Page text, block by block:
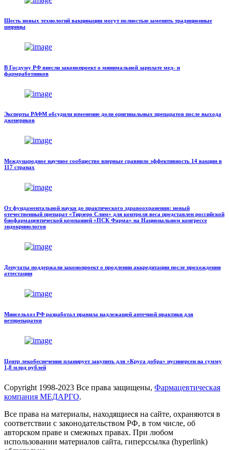
Шесть новых технологий вакцинации могут полностью заменить традиционные
шприцы
В Госдуму РФ внесли законопроект о минимальной зарплате мед- и
фармработников
Эксперты РАФМ обсудили изменение доли оригинальных препаратов после выхода
дженериков
Международное научное сообщество впервые сравнило эффективность 14 вакцин в
117 странах
От фундаментальной науки до практического здравоохранения: новый
отечественный препарат «Тирзеро Слим» для контроля веса представлен российской
биофармацевтической компанией «ПСК Фарма» на Национальном конгрессе
эндокринологов
Депутаты поддержали законопроект о продлении аккредитации после прохождения
аттестации
Минсельхоз РФ разработал правила надлежащей аптечной практики для
ветпрепаратов
Центр лекобеспечения планирует закупить для «Круга добра» нусинерсен на сумму
1,8 млрд рублей
Copyright 1998-2023 Все права защищены, Фармацевтическая
компания МЕДАРГО.
Все права на материалы, находящиеся на сайте, охраняются в
соответствии с законодательством РФ, в том числе, об
авторском праве и смежных правах. При любом
использовании материалов сайта, гиперссылка (hyperlink)